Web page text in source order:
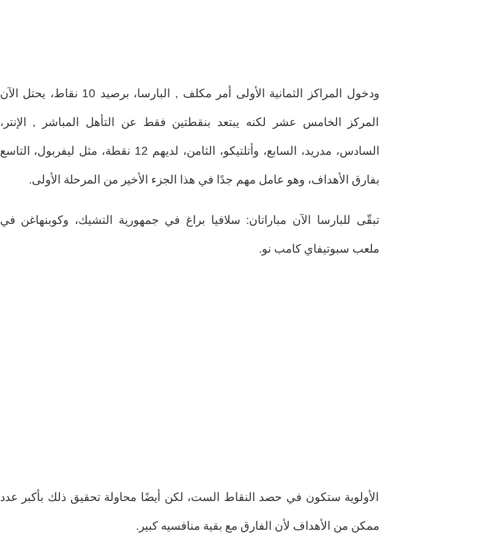
ودخول المراكز الثمانية الأولى أمر مكلف , البارسا، برصيد 10 نقاط، يحتل الآن
المركز الخامس عشر لكنه يبتعد بنقطتين فقط عن التأهل المباشر , الإنتر،
السادس، مدريد، السابع، وأتلتيكو، الثامن، لديهم 12 نقطة، مثل ليفربول، التاسع
بفارق الأهداف، وهو عامل مهم جدًا في هذا الجزء الأخير من المرحلة الأولى.
تبقّى للبارسا الآن مباراتان: سلافيا براغ في جمهورية التشيك، وكوبنهاغن في
ملعب سبوتيفاي كامب نو.
الأولوية ستكون في حصد النقاط الست، لكن أيضًا محاولة تحقيق ذلك بأكبر عدد
ممكن من الأهداف لأن الفارق مع بقية منافسيه كبير.